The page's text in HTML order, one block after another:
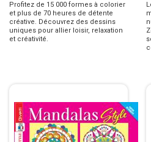
Profitez de 15 000 formes à colorier
et plus de 70 heures de détente
créative. Découvrez des dessins
uniques pour allier loisir, relaxation
et créativité.